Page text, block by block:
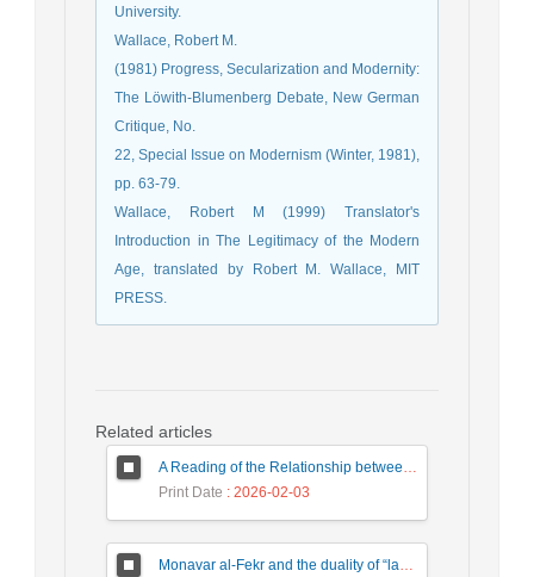
University.
Wallace, Robert M.
(1981) Progress, Secularization and Modernity:
The Löwith-Blumenberg Debate, New German
Critique, No.
22, Special Issue on Modernism (Winter, 1981),
pp. 63-79.
Wallace, Robert M (1999) Translator's
Introduction in The Legitimacy of the Modern
Age, translated by Robert M. Wallace, MIT
PRESS.
Related articles
A Reading of the Relationship between Philosophical and Political Dynamism in the Thought of Darius Shayegan
Print Date : 2026-02-03
Monavar al-Fekr and the duality of “law” and “consciousness”